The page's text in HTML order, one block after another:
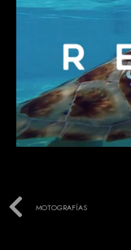
MOTOGRAFÍAS